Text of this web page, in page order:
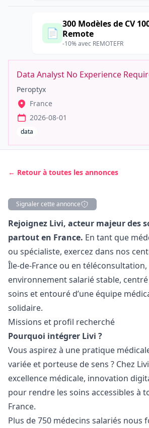
📄
300 Modèles de CV
Remote
-10% avec REMOTEFR
Data Analyst No Experience
Peroptyx
France
2026-08-01
data
← Retour à toutes les annonces
Signaler cette annonce
Description
Rejoignez Livi, acteur majeur des
partout en France. En tant que
ou spécialiste, exercez dans nos
Île-de-France ou en téléconsultation,
environnement salarié stable,
soins et entouré d’une équipe
solidaire.
Missions et profil recherché
Pourquoi intégrer Livi ?
Vous aspirez à une pratique
variée et porteuse de sens ? Chez
excellence médicale, innovation
pour rendre les soins accessibles à
France.
Plus de 750 médecins salariés nous